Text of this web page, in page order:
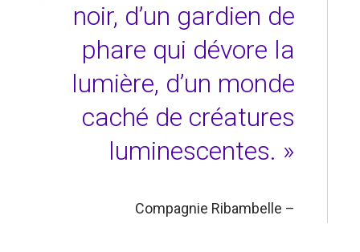
noir, d’un gardien de
phare qui dévore la
lumière, d’un monde
caché de créatures
luminescentes. »
Compagnie Ribambelle –